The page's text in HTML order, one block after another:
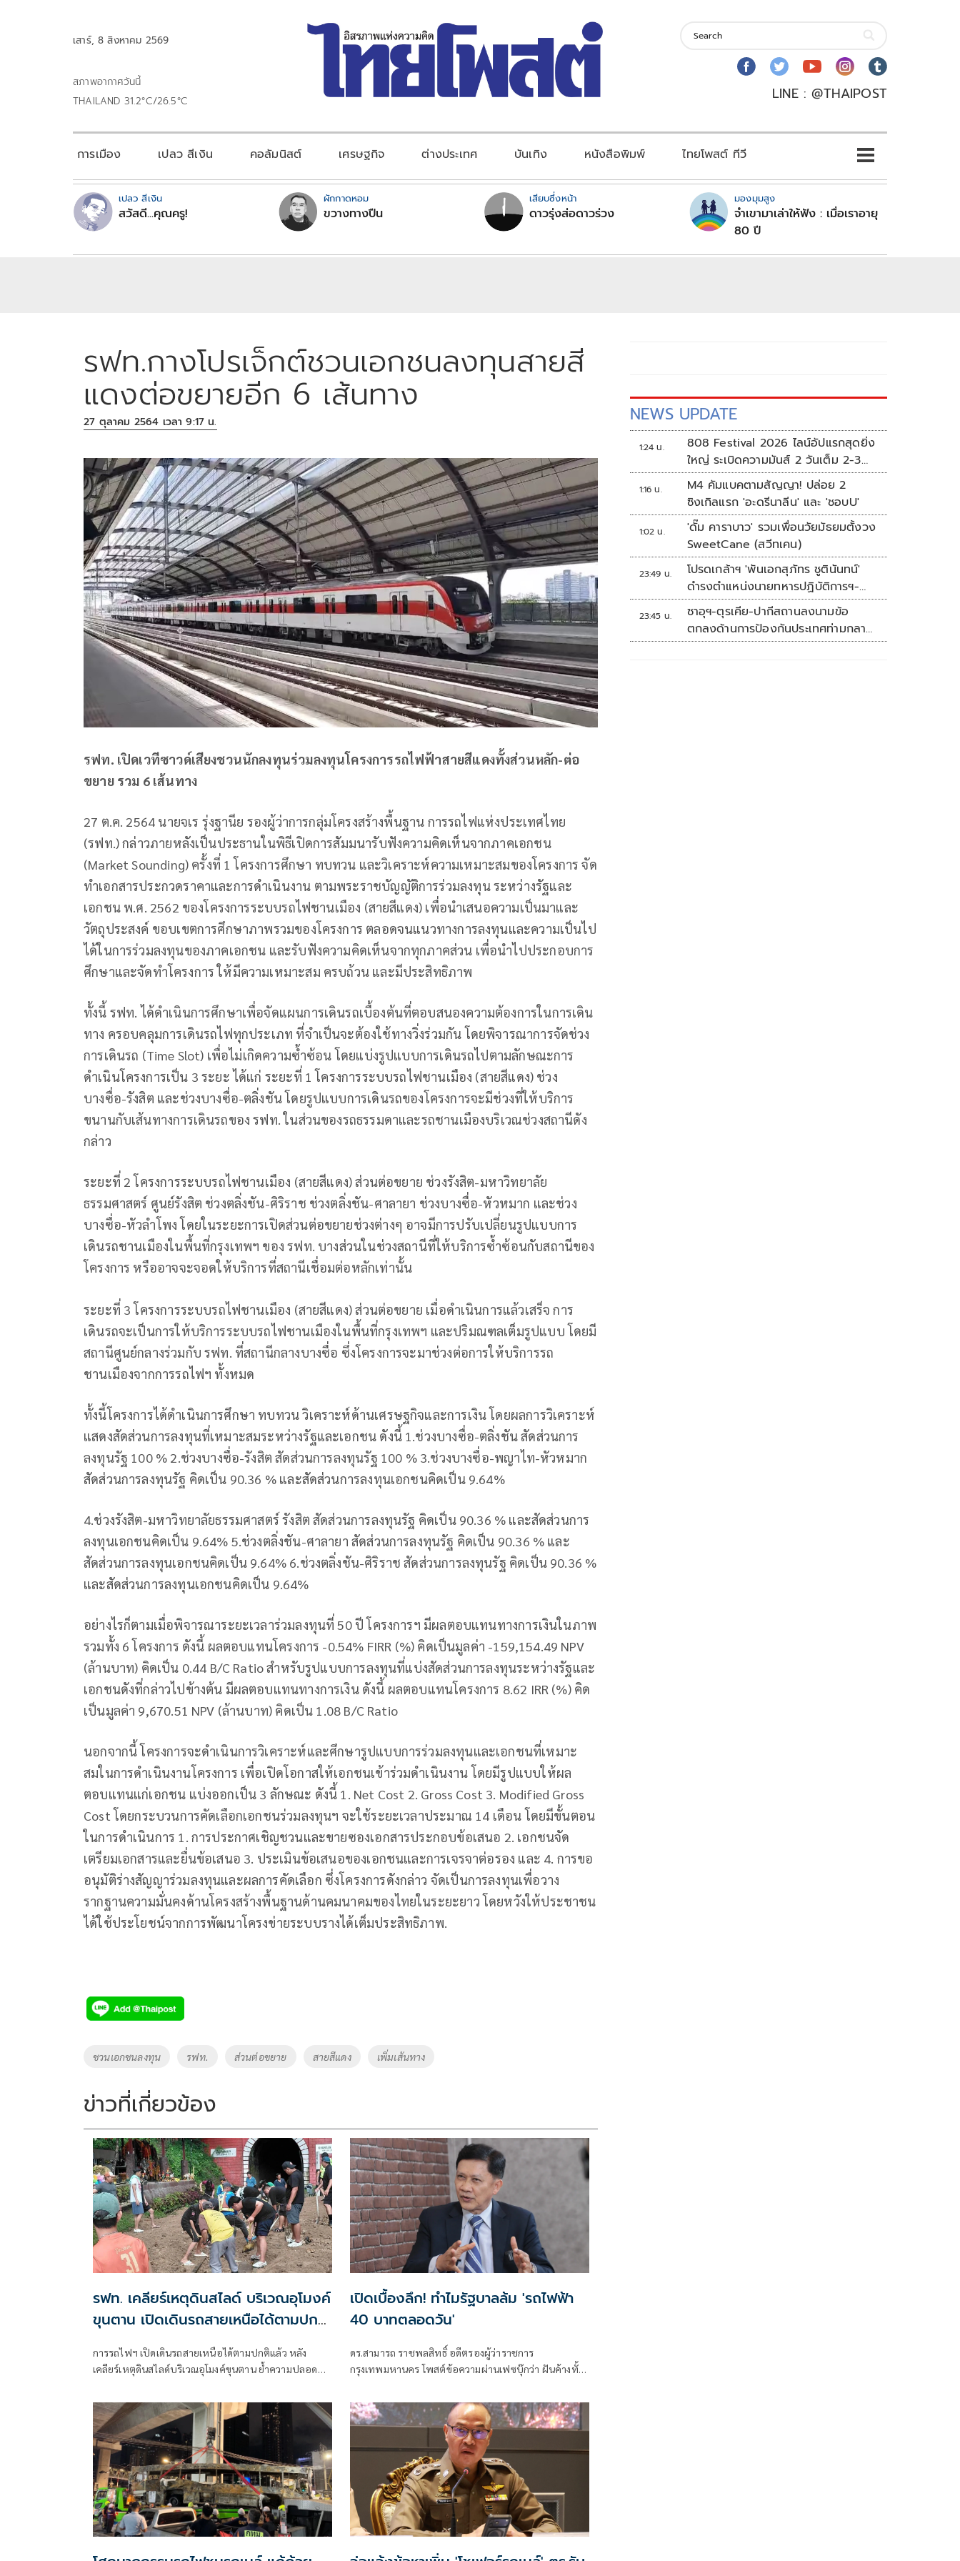
เสาร์, 8 สิงหาคม 2569
สภาพอากาศวันนี้
THAILAND 31.2°C/26.5°C
LINE : @THAIPOST
การเมือง เปลว สีเงิน คอลัมนิสต์ เศรษฐกิจ ต่างประเทศ บันเทิง หนังสือพิมพ์ ไทยโพสต์ ทีวี
เปลว สีเงิน
สวัสดี...คุณครู!
ผักกาดหอม
ขวางทางปืน
เสียบซึ่งหน้า
ดาวรุ่งส่อดาวร่วง
มองมุมสูง
จำเขามาเล่าให้ฟัง : เมื่อเราอายุ
80 ปี
รฟท.กางโปรเจ็กต์ชวนเอกชนลงทุนสายสี
แดงต่อขยายอีก 6 เส้นทาง
27 ตุลาคม 2564 เวลา 9:17 น.
รฟท. เปิดเวทีซาวด์เสียงชวนนักลงทุนร่วมลงทุนโครงการรถไฟฟ้าสายสีแดงทั้งส่วนหลัก-ต่อ
ขยาย รวม 6 เส้นทาง
27 ต.ค. 2564 นายจเร รุ่งฐานีย รองผู้ว่าการกลุ่มโครงสร้างพื้นฐาน การรถไฟแห่งประเทศไทย
(รฟท.) กล่าวภายหลังเป็นประธานในพิธีเปิดการสัมมนารับฟังความคิดเห็นจากภาคเอกชน
(Market Sounding) ครั้งที่ 1 โครงการศึกษา ทบทวน และวิเคราะห์ความเหมาะสมของโครงการ จัด
ทำเอกสารประกวดราคาและการดำเนินงาน ตามพระราชบัญญัติการร่วมลงทุน ระหว่างรัฐและ
เอกชน พ.ศ. 2562 ของโครงการระบบรถไฟชานเมือง (สายสีแดง) เพื่อนำเสนอความเป็นมาและ
วัตถุประสงค์ ขอบเขตการศึกษาภาพรวมของโครงการ ตลอดจนแนวทางการลงทุนและความเป็นไป
ได้ในการร่วมลงทุนของภาคเอกชน และรับฟังความคิดเห็นจากทุกภาคส่วน เพื่อนำไปประกอบการ
ศึกษาและจัดทำโครงการ ให้มีความเหมาะสม ครบถ้วน และมีประสิทธิภาพ
ทั้งนี้ รฟท. ได้ดำเนินการศึกษาเพื่อจัดแผนการเดินรถเบื้องต้นที่ตอบสนองความต้องการในการเดิน
ทาง ครอบคลุมการเดินรถไฟทุกประเภท ที่จำเป็นจะต้องใช้ทางวิ่งร่วมกัน โดยพิจารณาการจัดช่วง
การเดินรถ (Time Slot) เพื่อไม่เกิดความซ้ำซ้อน โดยแบ่งรูปแบบการเดินรถไปตามลักษณะการ
ดำเนินโครงการเป็น 3 ระยะ ได้แก่ ระยะที่ 1 โครงการระบบรถไฟชานเมือง (สายสีแดง) ช่วง
บางซื่อ-รังสิต และช่วงบางซื่อ-ตลิ่งชัน โดยรูปแบบการเดินรถของโครงการจะมีช่วงที่ให้บริการ
ขนานกับเส้นทางการเดินรถของ รฟท. ในส่วนของรถธรรมดาและรถชานเมืองบริเวณช่วงสถานีดัง
กล่าว
ระยะที่ 2 โครงการระบบรถไฟชานเมือง (สายสีแดง) ส่วนต่อขยาย ช่วงรังสิต-มหาวิทยาลัย
ธรรมศาสตร์ ศูนย์รังสิต ช่วงตลิ่งชัน-ศิริราช ช่วงตลิ่งชัน-ศาลายา ช่วงบางซื่อ-หัวหมาก และช่วง
บางซื่อ-หัวลำโพง โดยในระยะการเปิดส่วนต่อขยายช่วงต่างๆ อาจมีการปรับเปลี่ยนรูปแบบการ
เดินรถชานเมืองในพื้นที่กรุงเทพฯ ของ รฟท. บางส่วนในช่วงสถานีที่ให้บริการซ้ำซ้อนกับสถานีของ
โครงการ หรืออาจจะจอดให้บริการที่สถานีเชื่อมต่อหลักเท่านั้น
ระยะที่ 3 โครงการระบบรถไฟชานเมือง (สายสีแดง) ส่วนต่อขยาย เมื่อดำเนินการแล้วเสร็จ การ
เดินรถจะเป็นการให้บริการระบบรถไฟชานเมืองในพื้นที่กรุงเทพฯ และปริมณฑลเต็มรูปแบบ โดยมี
สถานีศูนย์กลางร่วมกับ รฟท. ที่สถานีกลางบางซื่อ ซึ่งโครงการจะมาช่วงต่อการให้บริการรถ
ชานเมืองจากการรถไฟฯ ทั้งหมด
ทั้งนี้โครงการได้ดำเนินการศึกษา ทบทวน วิเคราะห์ด้านเศรษฐกิจและการเงิน โดยผลการวิเคราะห์
แสดงสัดส่วนการลงทุนที่เหมาะสมระหว่างรัฐและเอกชน ดังนี้ 1.ช่วงบางซื่อ-ตลิ่งชัน สัดส่วนการ
ลงทุนรัฐ 100 % 2.ช่วงบางซื่อ-รังสิต สัดส่วนการลงทุนรัฐ 100 % 3.ช่วงบางซื่อ-พญาไท-หัวหมาก
สัดส่วนการลงทุนรัฐ คิดเป็น 90.36 % และสัดส่วนการลงทุนเอกชนคิดเป็น 9.64%
4.ช่วงรังสิต-มหาวิทยาลัยธรรมศาสตร์ รังสิต สัดส่วนการลงทุนรัฐ คิดเป็น 90.36 % และสัดส่วนการ
ลงทุนเอกชนคิดเป็น 9.64% 5.ช่วงตลิ่งชัน-ศาลายา สัดส่วนการลงทุนรัฐ คิดเป็น 90.36 % และ
สัดส่วนการลงทุนเอกชนคิดเป็น 9.64% 6.ช่วงตลิ่งชัน-ศิริราช สัดส่วนการลงทุนรัฐ คิดเป็น 90.36 %
และสัดส่วนการลงทุนเอกชนคิดเป็น 9.64%
อย่างไรก็ตามเมื่อพิจารณาระยะเวลาร่วมลงทุนที่ 50 ปี โครงการฯ มีผลตอบแทนทางการเงินในภาพ
รวมทั้ง 6 โครงการ ดังนี้ ผลตอบแทนโครงการ -0.54% FIRR (%) คิดเป็นมูลค่า -159,154.49 NPV
(ล้านบาท) คิดเป็น 0.44 B/C Ratio สำหรับรูปแบบการลงทุนที่แบ่งสัดส่วนการลงทุนระหว่างรัฐและ
เอกชนดังที่กล่าวไปข้างต้น มีผลตอบแทนทางการเงิน ดังนี้ ผลตอบแทนโครงการ 8.62 IRR (%) คิด
เป็นมูลค่า 9,670.51 NPV (ล้านบาท) คิดเป็น 1.08 B/C Ratio
นอกจากนี้ โครงการจะดำเนินการวิเคราะห์และศึกษารูปแบบการร่วมลงทุนและเอกชนที่เหมาะ
สมในการดำเนินงานโครงการ เพื่อเปิดโอกาสให้เอกชนเข้าร่วมดำเนินงาน โดยมีรูปแบบให้ผล
ตอบแทนแก่เอกชน แบ่งออกเป็น 3 ลักษณะ ดังนี้ 1. Net Cost 2. Gross Cost 3. Modified Gross
Cost โดยกระบวนการคัดเลือกเอกชนร่วมลงทุนฯ จะใช้ระยะเวลาประมาณ 14 เดือน โดยมีขั้นตอน
ในการดำเนินการ 1. การประกาศเชิญชวนและขายซองเอกสารประกอบข้อเสนอ 2. เอกชนจัด
เตรียมเอกสารและยื่นข้อเสนอ 3. ประเมินข้อเสนอของเอกชนและการเจรจาต่อรอง และ 4. การขอ
อนุมัติร่างสัญญาร่วมลงทุนและผลการคัดเลือก ซึ่งโครงการดังกล่าว จัดเป็นการลงทุนเพื่อวาง
รากฐานความมั่นคงด้านโครงสร้างพื้นฐานด้านคมนาคมของไทยในระยะยาว โดยหวังให้ประชาชน
ได้ใช้ประโยชน์จากการพัฒนาโครงข่ายระบบรางได้เต็มประสิทธิภาพ.
Tags
ชวนเอกชนลงทุน รฟท. ส่วนต่อขยาย สายสีแดง เพิ่มเส้นทาง
ข่าวที่เกี่ยวข้อง
รฟท. เคลียร์เหตุดินสไลด์ บริเวณอุโมงค์
ขุนตาน เปิดเดินรถสายเหนือได้ตามปกติ
การรถไฟฯ เปิดเดินรถสายเหนือได้ตามปกติแล้ว หลัง
เคลียร์เหตุดินสไลด์บริเวณอุโมงค์ขุนตาน ย้ำความปลอดภัย
เปิดเบื้องลึก! ทำไมรัฐบาลล้ม 'รถไฟฟ้า
40 บาทตลอดวัน'
ดร.สามารถ ราชพลสิทธิ์ อดีตรองผู้ว่าราชการ
กรุงเทพมหานคร โพสต์ข้อความผ่านเฟซบุ๊กว่า ฝันค้างทั้ง
คืนสัมปทาน
NEWS UPDATE
1:24 น.
808 Festival 2026 ไลน์อัปแรกสุดยิ่ง
ใหญ่ ระเบิดความมันส์ 2 วันเต็ม 2-3
ต.ค.นี้
1:16 น.
M4 คัมแบคตามสัญญา! ปล่อย 2
ซิงเกิลแรก 'อะดรีนาลีน' และ 'ชอบU'
1:02 น.
'ดั๊ม คาราบาว' รวมเพื่อนวัยมัธยมตั้งวง
SweetCane (สวีทเคน)
23:49 น.
โปรดเกล้าฯ 'พันเอกสุภัทร ชูตินันทน์'
ดำรงตำแหน่งนายทหารปฏิบัติการฯ-
พระราชทานยศ 'พลตรี'
23:45 น.
ซาอุฯ-ตุรเคีย-ปากีสถานลงนามข้อ
ตกลงด้านการป้องกันประเทศท่ามกลาง
สงครามในภูมิภาค